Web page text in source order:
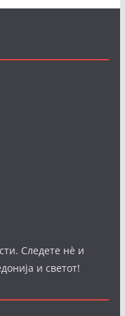
Следете нè и
и светот!